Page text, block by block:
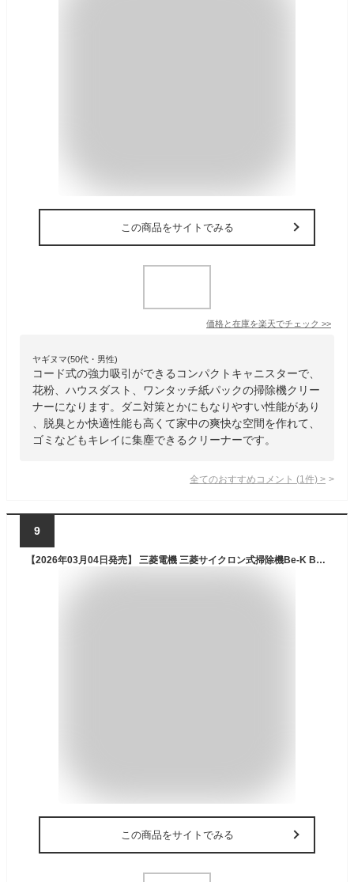
この商品をサイトでみる
価格と在庫を楽天でチェック >>
ヤギヌマ(50代・男性)
コード式の強力吸引ができるコンパクトキャニスターで、
花粉、ハウスダスト、ワンタッチ紙パックの掃除機クリー
ナーになります。ダニ対策とかにもなりやすい性能があり
、脱臭とか快適性能も高くて家中の爽快な空間を作れて、
ゴミなどもキレイに集塵できるクリーナーです。
全てのおすすめコメント (1 件) >
9
【2026年03月04日発売】 三菱電機 三菱サイクロン式掃除機Be-K Be-K(ビケイ） メタルグレー TC-ED2F [サイクロン式 /コード式]
この商品をサイトでみる